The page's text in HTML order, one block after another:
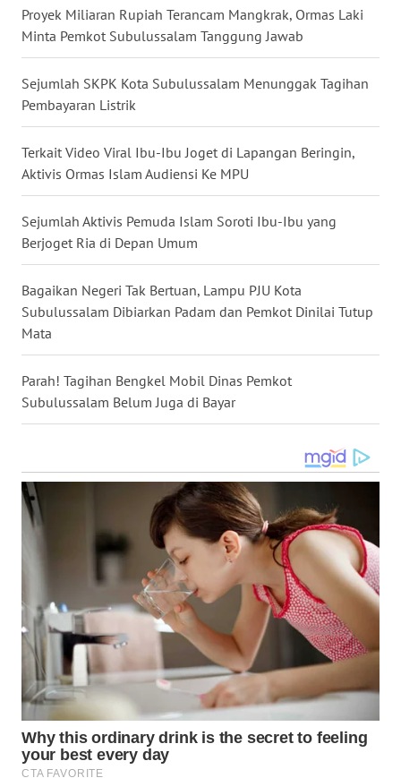
Proyek Miliaran Rupiah Terancam Mangkrak, Ormas Laki
Minta Pemkot Subulussalam Tanggung Jawab
Sejumlah SKPK Kota Subulussalam Menunggak Tagihan
Pembayaran Listrik
Terkait Video Viral Ibu-Ibu Joget di Lapangan Beringin,
Aktivis Ormas Islam Audiensi Ke MPU
Sejumlah Aktivis Pemuda Islam Soroti Ibu-Ibu yang
Berjoget Ria di Depan Umum
Bagaikan Negeri Tak Bertuan, Lampu PJU Kota
Subulussalam Dibiarkan Padam dan Pemkot Dinilai Tutup
Mata
Parah! Tagihan Bengkel Mobil Dinas Pemkot
Subulussalam Belum Juga di Bayar
KALBAR
KALTENG
KALTARA
WN
KALSEL
WN
KALTIM
WN
SULSEL
WN
SULUT
WN
MALUT
WN
DAIRI
WN
DANAU
TOBA